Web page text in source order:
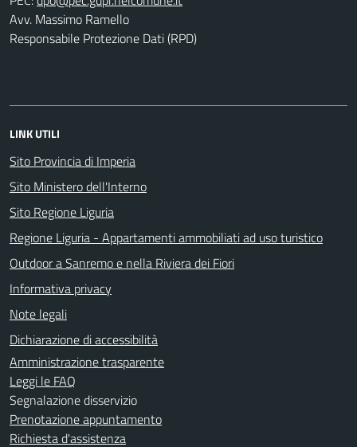
Avv. Massimo Ramello
Responsabile Protezione Dati (RPD)
LINK UTILI
Sito Provincia di Imperia
Sito Ministero dell'Interno
Sito Regione Liguria
Regione Liguria - Appartamenti ammobiliati ad uso turistico
Outdoor a Sanremo e nella Riviera dei Fiori
Informativa privacy
Note legali
Dichiarazione di accessibilità
Amministrazione trasparente
Leggi le FAQ
Segnalazione disservizio
Prenotazione appuntamento
Richiesta d'assistenza